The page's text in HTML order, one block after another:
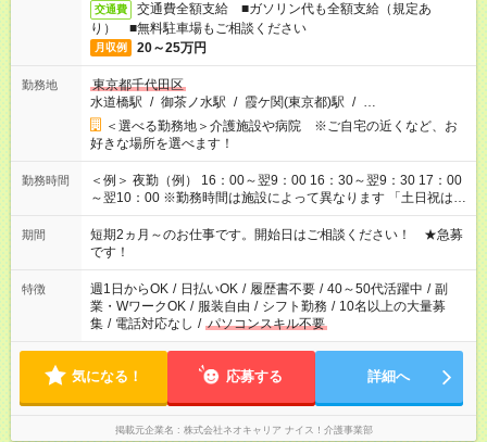
交通費
交通費全額支給 ■ガソリン代も全額支給（規定あ
り） ■無料駐車場もご相談ください
月収例 20～25万円
勤務地
東京都千代田区
水道橋駅 / 御茶ノ水駅 / 霞ケ関(東京都)駅 / …
＜選べる勤務地＞介護施設や病院 ※ご自宅の近くなど、お
好きな場所を選べます！
勤務時間
＜例＞ 夜勤（例） 16：00～翌9：00 16：30～翌9：30 17：00
～翌10：00 ※勤務時間は施設によって異なります 「土日祝は休
みたい」 「しっかり稼ぎたい」 「もう少し遅い時間から始めた
い」など ご希望にあったお仕事をご案内いたします。 ※未経験
の方の場合は1～2ヶ月間は日中での仕事を経験いただき、 お
仕事に慣れてからの夜勤になります。 ★家庭の都合でお休みが
必要な場合も遠慮なくご相談ください。
期間
短期2ヵ月～のお仕事です。開始日はご相談ください！ ★急募
です！
特徴 週1日からOK / 日払いOK / 履歴書不要 / 40～50代活躍中 / 副
業・WワークOK / 服装自由 / シフト勤務 / 10名以上の大量募
集 / 電話対応なし / パソコンスキル不要
気になる！ 応募する 詳細へ
掲載元企業名 株式会社ネオキャリア ナイス！介護事業部